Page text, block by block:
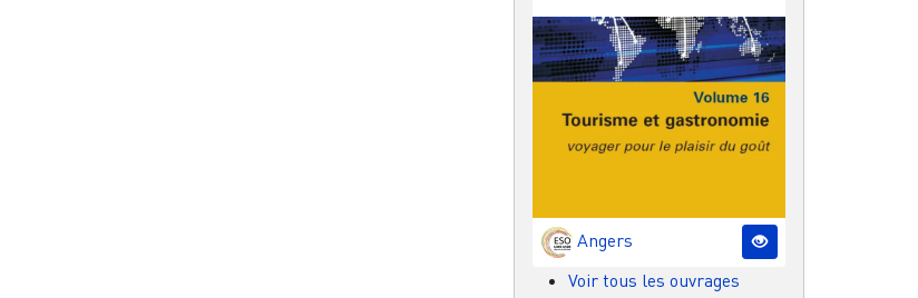
Angers
Voir tous les ouvrages